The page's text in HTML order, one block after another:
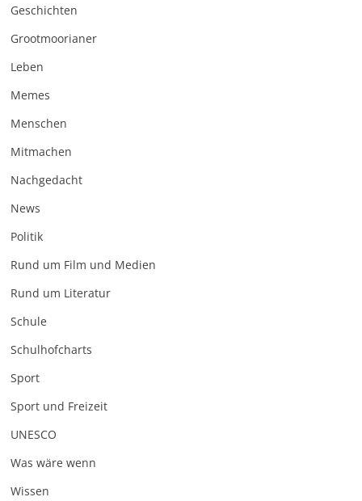
Geschichten
Grootmoorianer
Leben
Memes
Menschen
Mitmachen
Nachgedacht
News
Politik
Rund um Film und Medien
Rund um Literatur
Schule
Schulhofcharts
Sport
Sport und Freizeit
UNESCO
Was wäre wenn
Wissen